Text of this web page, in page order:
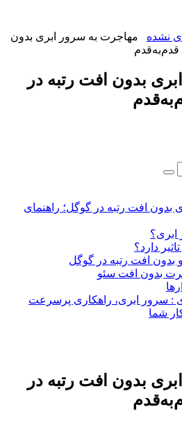
نشده
مهاجرت به سرور ابری بدون
قدم‌به‌قدم
بدون افت رتبه در
بدون افت رتبه در گوگل؛ راهنمای
ابری؟
دارد؟
افت رتبه در گوگل
بدون افت سئو
: سرور ابری، راهکاری پرسرعت
شما
بدون افت رتبه در